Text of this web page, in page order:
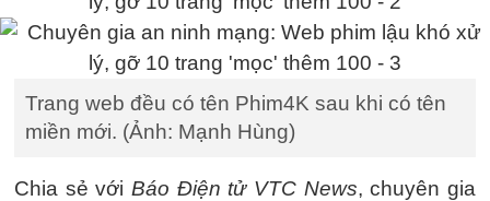
Trang web đều có tên Phim4K sau khi có tên
miền mới. (Ảnh: Mạnh Hùng)
Chia sẻ với Báo Điện tử VTC News, chuyên gia